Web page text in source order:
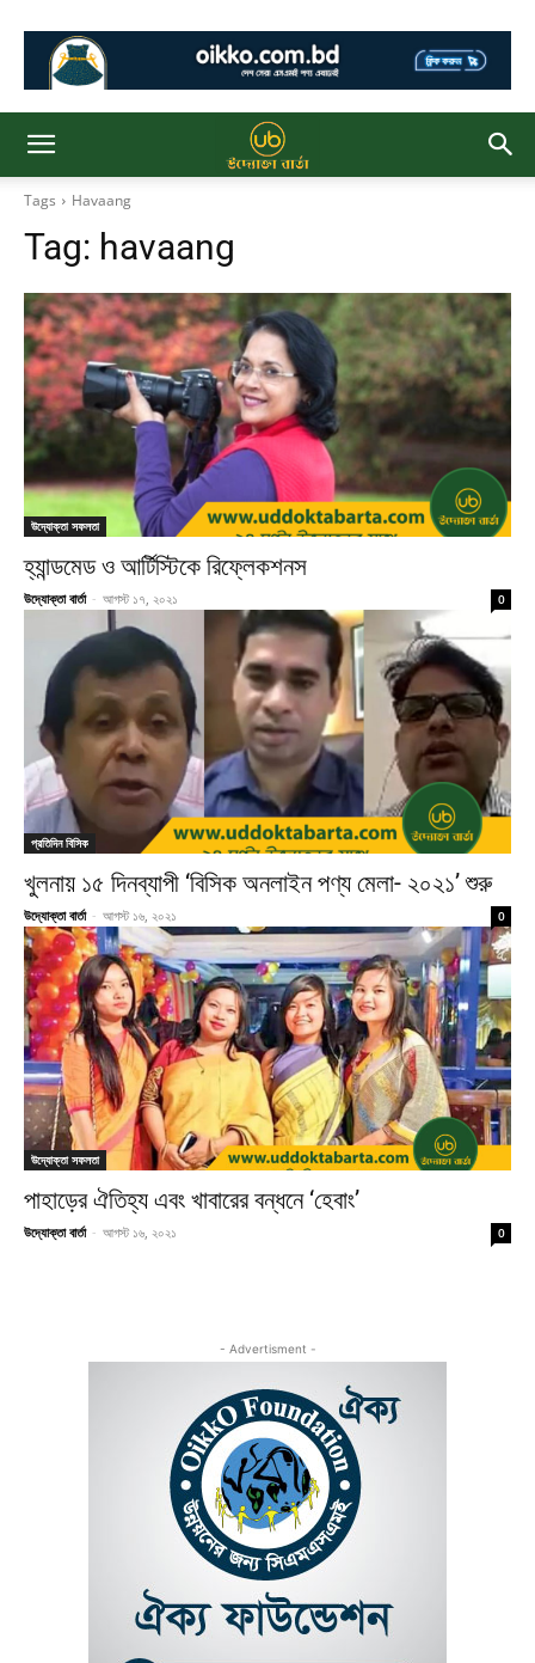
Tags Havaang
Tag: havaang
উদ্যোক্তা সফলতা
হ্যান্ডমেড ও আর্টিস্টিকে রিফ্লেকশনস
উদ্যোক্তা বার্তা - আগস্ট ১৭, ২০২১ 0
প্রতিদিন বিসিক
খুলনায় ১৫ দিনব্যাপী ‘বিসিক অনলাইন পণ্য মেলা- ২০২১’ শুরু
উদ্যোক্তা বার্তা - আগস্ট ১৬, ২০২১ 0
উদ্যোক্তা সফলতা
পাহাড়ের ঐতিহ্য এবং খাবারের বন্ধনে ‘হেবাং’
উদ্যোক্তা বার্তা - আগস্ট ১৬, ২০২১ 0
- Advertisment -